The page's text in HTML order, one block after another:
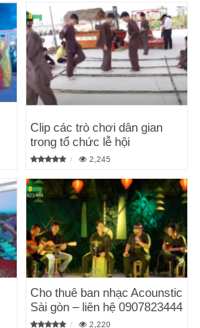
Clip các trò chơi dân gian
trong tổ chức lễ hội
2,245
Cho thuê ban nhạc Acounstic
Sài gòn – liên hệ 0907823444
2,220